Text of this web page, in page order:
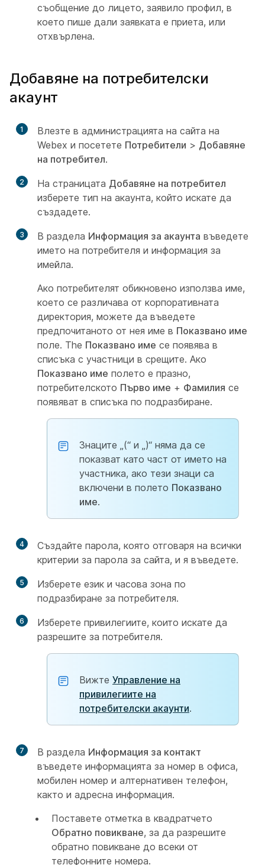
съобщение до лицето, заявило профил, в
което пише дали заявката е приета, или
отхвърлена.
Добавяне на потребителски
акаунт
1
Влезте в администрацията на сайта на
Webex и посетете Потребители > Добавяне
на потребител.
2 На страницата Добавяне на потребител
изберете тип на акаунта, който искате да
създадете.
3 В раздела Информация за акаунта въведете
името на потребителя и информация за
имейла.
Ако потребителят обикновено използва име,
което се различава от корпоративната
директория, можете да въведете
предпочитаното от нея име в Показвано име
поле. The Показвано име се появява в
списъка с участници в срещите. Ако
Показвано име полето е празно,
потребителското Първо име + Фамилия се
появяват в списъка по подразбиране.
Знаците „(“ и „)“ няма да се
показват като част от името на
участника, ако тези знаци са
включени в полето Показвано
име.
4
Създайте парола, която отговаря на всички
критерии за парола за сайта, и я въведете.
5
Изберете език и часова зона по
подразбиране за потребителя.
6
Изберете привилегиите, които искате да
разрешите за потребителя.
Вижте Управление на
привилегиите на
потребителски акаунти.
7 В раздела Информация за контакт
въведете информацията за номер в офиса,
мобилен номер и алтернативен телефон,
както и адресна информация.
Поставете отметка в квадратчето
Обратно повикване, за да разрешите
обратно повикване до всеки от
телефонните номера.